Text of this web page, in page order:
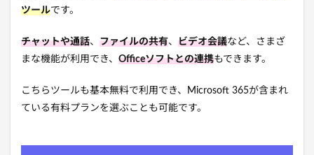
ツールです。
チャットや通話、 ファイルの共有、 ビデオ会議など、さまざ
まな機能が利用でき、 Officeソフトとの連携もできます。
こちらツールも基本無料で利用でき、Microsoft 365が含まれ
ている有料プランを選ぶことも可能です。